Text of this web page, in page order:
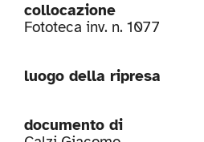
collocazione
Fototeca inv. n. 1077
luogo della ripresa
documento di